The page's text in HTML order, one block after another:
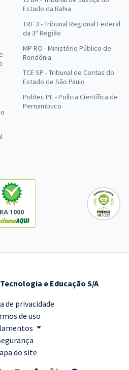
Estado da Bahia
TRF 3 - Tribunal Regional Federal
da 3ª Região
MP RO - Ministério Público de
Rondônia
TCE SP - Tribunal de Contas do
Estado de São Paulo
Politec PE - Polícia Científica de
Pernambuco
RA 1000
e Educação S/A
de privacidade
de uso
do site